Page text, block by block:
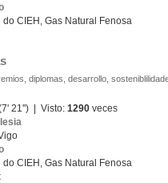
CIEH, Gas Natural Fenosa
diplomas, desarrollo,
21'') | Visto:1290 veces
CIEH, Gas Natural Fenosa